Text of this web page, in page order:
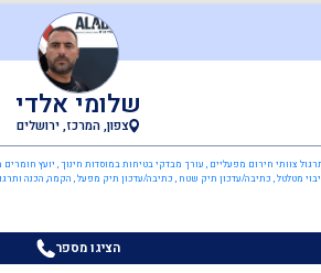
שלומי אלדי
צפון, המרכז, ירושלים
צוותי חירום מפעליים , עורך מבדקי בטיחות במוסדות חינוך , יועץ
מטלטל , כתיבה/עדכון תיק שטח , כתיבה/עדכון תיק מפעל , הקמה, הכנה
הציגו מספר